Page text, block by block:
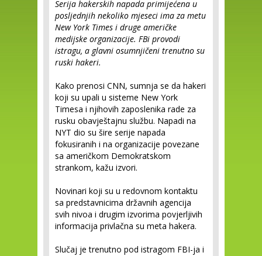
Serija hakerskih napada primijećena u
posljednjih nekoliko mjeseci ima za metu
New York Times i druge američke
medijske organizacije. FBi provodi
istragu, a glavni osumnjičeni trenutno su
ruski hakeri.
Kako prenosi CNN, sumnja se da hakeri
koji su upali u sisteme New York
Timesa i njihovih zaposlenika rade za
rusku obavještajnu službu. Napadi na
NYT dio su šire serije napada
fokusiranih i na organizacije povezane
sa američkom Demokratskom
strankom, kažu izvori.
Novinari koji su u redovnom kontaktu
sa predstavnicima državnih agencija
svih nivoa i drugim izvorima povjerljivih
informacija privlačna su meta hakera.
Slučaj je trenutno pod istragom FBI-ja i